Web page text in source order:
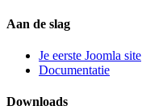
Aan de slag
Je eerste Joomla site
Documentatie
Downloads